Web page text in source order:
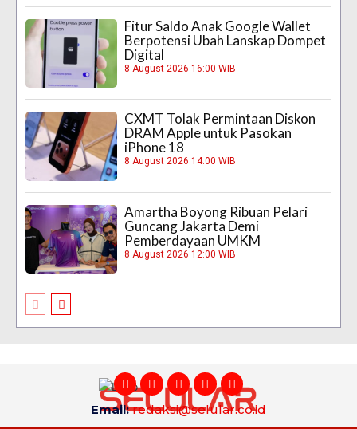
Fitur Saldo Anak Google Wallet
Berpotensi Ubah Lanskap Dompet
Digital
8 August 2026 16:00 WIB
CXMT Tolak Permintaan Diskon
DRAM Apple untuk Pasokan
iPhone 18
8 August 2026 14:00 WIB
Amartha Boyong Ribuan Pelari
Guncang Jakarta Demi
Pemberdayaan UMKM
8 August 2026 12:00 WIB
Email:redaksi@selular.co.id